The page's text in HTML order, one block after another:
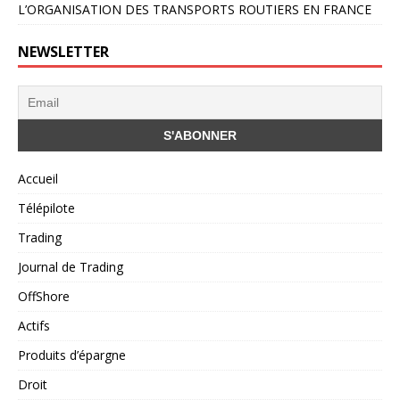
L’ORGANISATION DES TRANSPORTS ROUTIERS EN FRANCE
NEWSLETTER
Accueil
Télépilote
Trading
Journal de Trading
OffShore
Actifs
Produits d’épargne
Droit